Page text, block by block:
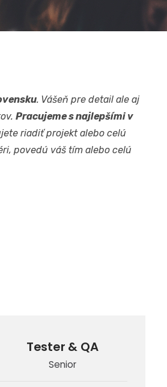
. Vášeň pre detail ale aj
Pracujeme s najlepšími v
riadiť projekt alebo celú
povedú váš tím alebo celú
Tester & QA
Senior